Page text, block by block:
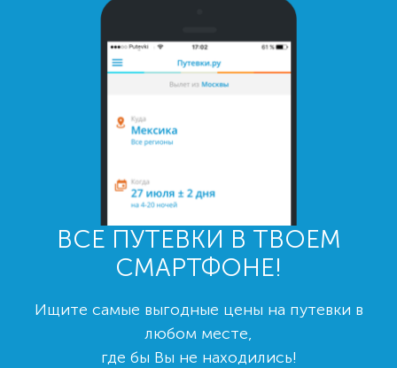
ВСЕ ПУТЕВКИ В ТВОЕМ
СМАРТФОНЕ!
Ищите самые выгодные цены на путевки в
любом месте,
где бы Вы не находились!